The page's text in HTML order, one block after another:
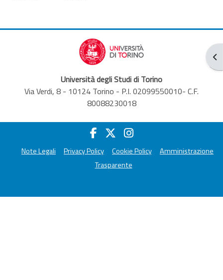
打
Università degli Studi di Torino
Via Verdi, 8 - 10124 Torino - P.I. 02099550010- C.F.
80088230018
Note Legali Privacy Policy Cookie Policy
Amministrazione
Trasparente